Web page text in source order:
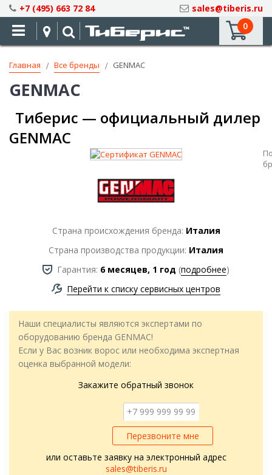
Skip
to
Content
+7 (495) 663 72 84
sales@tiberis.ru
0
Главная Все бренды GENMAC
GENMAC
Тиберис — официальный дилер
GENMAC
Страна происхождения бренда: Италия
Страна производства продукции: Италия
Гарантия: 6 месяцев, 1 год (подробнее)
Перейти к списку сервисных центров
Наши специалисты являются экспертами по
оборудованию бренда GENMAC!
Если у Вас возник ворос или необходима экспертная
оценка выбранной модели:
Закажите обратный звонок
Перезвоните мне
или оставьте заявку на электронный адрес
sales@tiberis.ru